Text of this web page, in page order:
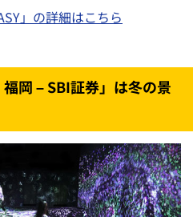
」の詳細はこちら
福岡 – SBI証券」は冬の景